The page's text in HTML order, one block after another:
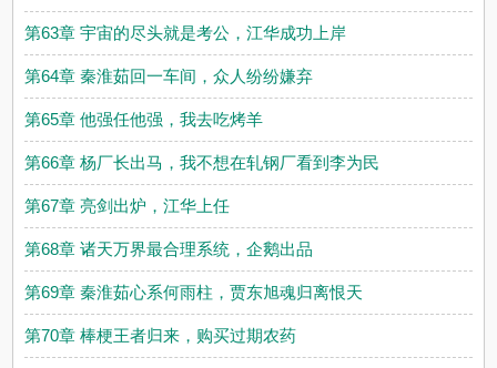
第63章 宇宙的尽头就是考公，江华成功上岸
第64章 秦淮茹回一车间，众人纷纷嫌弃
第65章 他强任他强，我去吃烤羊
第66章 杨厂长出马，我不想在轧钢厂看到李为民
第67章 亮剑出炉，江华上任
第68章 诸天万界最合理系统，企鹅出品
第69章 秦淮茹心系何雨柱，贾东旭魂归离恨天
第70章 棒梗王者归来，购买过期农药